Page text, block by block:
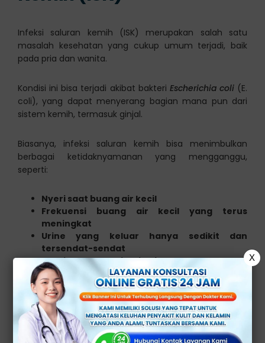
Infeksi saluran kemih (ISK) merupakan salah satu
masalah kesehatan yang cukup umum terjadi, baik
pada pria dan wanita.
Kondisi ini bisa terjadi akibat bakteri Escherichia coli(E.
coli), yang dapat menyerang bagian mana pun dari
sistem kemih, termasuk ginjal.
Biasanya, infeksi saluran kemih bisa menimbulkan
berbagai ketidaknyamanan yang mengganggu,
seperti:
Nyeri saat buang air kecil
Frekuensi buang air kecil yang terus
meningkat
Urine yang keluar hanya sedikit dan
tersendat-sendat
Nyeri pada perut bagian bawah
Ciri-Ciri ISK Sudah
Menyebar ke Ginjal
X